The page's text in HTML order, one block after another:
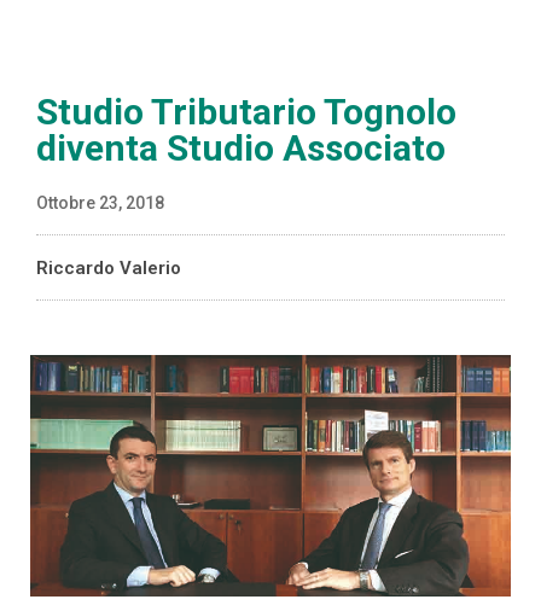
Studio Tributario Tognolo
diventa Studio Associato
Ottobre 23, 2018
Riccardo Valerio